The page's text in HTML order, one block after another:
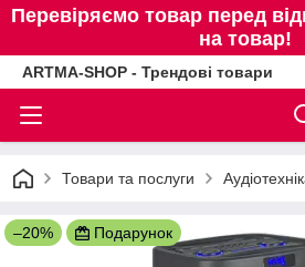
Перевіряємо товар перед
на товар!
ARTMA-SHOP - Трендові товари
Товари та послуги
–20% Подарунок